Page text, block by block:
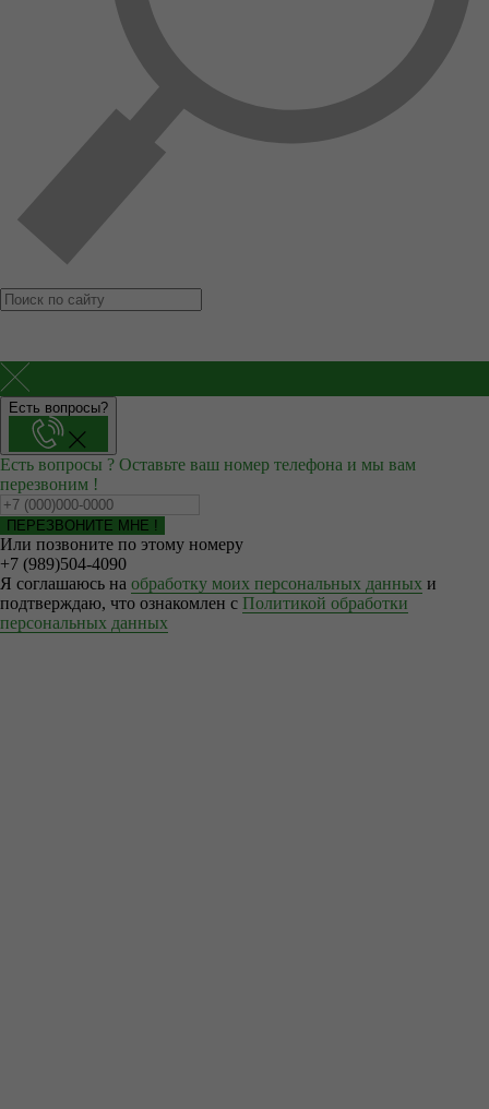
Есть вопросы?
Есть вопросы ? Оставьте ваш номер телефона и мы вам
перезвоним !
ПЕРЕЗВОНИТЕ МНЕ !
Или позвоните по этому номеру
+7 (989)504-4090
Я соглашаюсь на обработку моих персональных данных и
подтверждаю, что ознакомлен с Политикой обработки
персональных данных